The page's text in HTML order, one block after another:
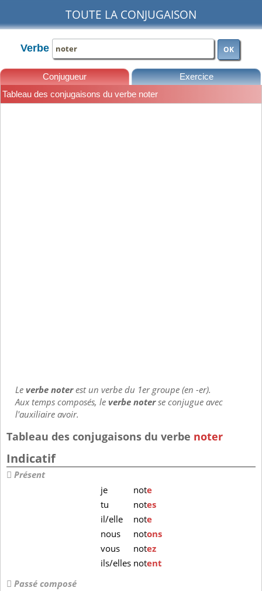
TOUTE LA CONJUGAISON
Verbe OK
Conjugueur Exercice
Tableau des conjugaisons du verbe noter
Leverbe noterest un verbe du 1er groupe (en -er).
Aux temps composés, leverbe noterse conjugue avec
l'auxiliaire avoir.
Tableau des conjugaisons du verbe noter
Indicatif
Présent
je
note
tu
notes
il/elle
note
nous
notons
vous
notez
ils/elles notent
Passé composé